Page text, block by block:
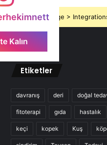
Kalın
options page >
Etiketler
davranış deri doğal
fitoterapi gıda hastalık
keçi kopek Kuş